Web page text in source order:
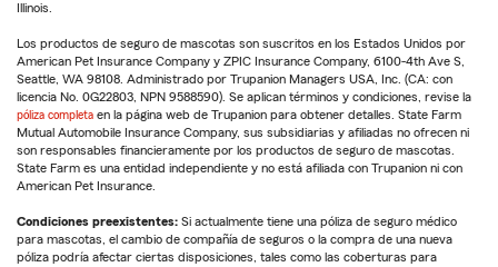
Illinois.
Los productos de seguro de mascotas son suscritos en los Estados Unidos por
American Pet Insurance Company y ZPIC Insurance Company, 6100-4th Ave S,
Seattle, WA 98108. Administrado por Trupanion Managers USA, Inc. (CA: con
licencia No. 0G22803, NPN 9588590). Se aplican términos y condiciones, revise la
póliza completa en la página web de Trupanion para obtener detalles. State Farm
Mutual Automobile Insurance Company, sus subsidiarias y afiliadas no ofrecen ni
son responsables financieramente por los productos de seguro de mascotas.
State Farm es una entidad independiente y no está afiliada con Trupanion ni con
American Pet Insurance.
Condiciones preexistentes: Si actualmente tiene una póliza de seguro médico
para mascotas, el cambio de compañía de seguros o la compra de una nueva
póliza podría afectar ciertas disposiciones, tales como las coberturas para